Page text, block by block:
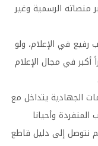
منصاته الرسمية وغير
في الإعلام، ولو
في مجال الإعلام
الجهادية يتداخل مع
وأحيانا
نتوصل إلى دليل قاطع